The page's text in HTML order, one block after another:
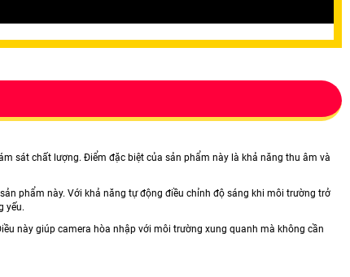
sát chất lượng. Điểm đặc biệt của sản phẩm này là khả năng thu âm và
phẩm này. Với khả năng tự động điều chỉnh độ sáng khi môi trường trở
yếu.
này giúp camera hòa nhập với môi trường xung quanh mà không cần